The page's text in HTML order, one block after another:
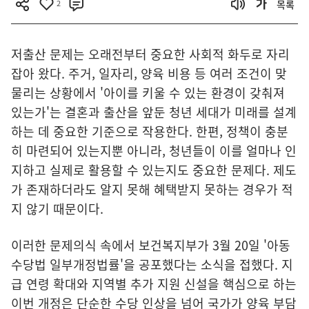
2 목록
저출산 문제는 오래전부터 중요한 사회적 화두로 자리
잡아 왔다. 주거, 일자리, 양육 비용 등 여러 조건이 맞
물리는 상황에서 '아이를 키울 수 있는 환경이 갖춰져
있는가'는 결혼과 출산을 앞둔 청년 세대가 미래를 설계
하는 데 중요한 기준으로 작용한다. 한편, 정책이 충분
히 마련되어 있는지뿐 아니라, 청년들이 이를 얼마나 인
지하고 실제로 활용할 수 있는지도 중요한 문제다. 제도
가 존재하더라도 알지 못해 혜택받지 못하는 경우가 적
지 않기 때문이다.
이러한 문제의식 속에서 보건복지부가 3월 20일 '아동
수당법 일부개정법률'을 공포했다는 소식을 접했다. 지
급 연령 확대와 지역별 추가 지원 신설을 핵심으로 하는
이번 개정은 단순한 수당 인상을 넘어 국가가 양육 부담